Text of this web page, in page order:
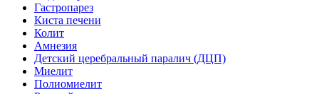
Гастропарез
Киста печени
Колит
Амнезия
Детский церебральный паралич (ДЦП)
Миелит
Полиомиелит